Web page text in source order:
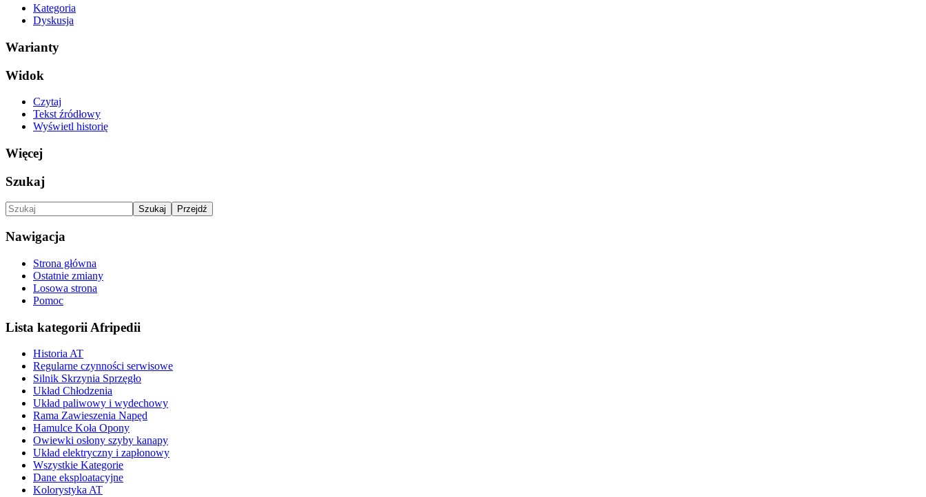
Kategoria
Dyskusja
Warianty
Widok
Czytaj
Tekst źródłowy
Wyświetl historię
Więcej
Szukaj
Nawigacja
Strona główna
Ostatnie zmiany
Losowa strona
Pomoc
Lista kategorii Afripedii
Historia AT
Regularne czynności serwisowe
Silnik Skrzynia Sprzęgło
Układ Chłodzenia
Układ paliwowy i wydechowy
Rama Zawieszenia Napęd
Hamulce Koła Opony
Owiewki osłony szyby kanapy
Układ elektryczny i zapłonowy
Wszystkie Kategorie
Dane eksploatacyjne
Kolorystyka AT